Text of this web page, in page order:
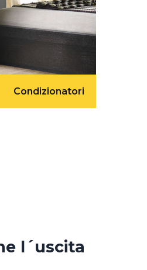
Condizionatori
l´uscita